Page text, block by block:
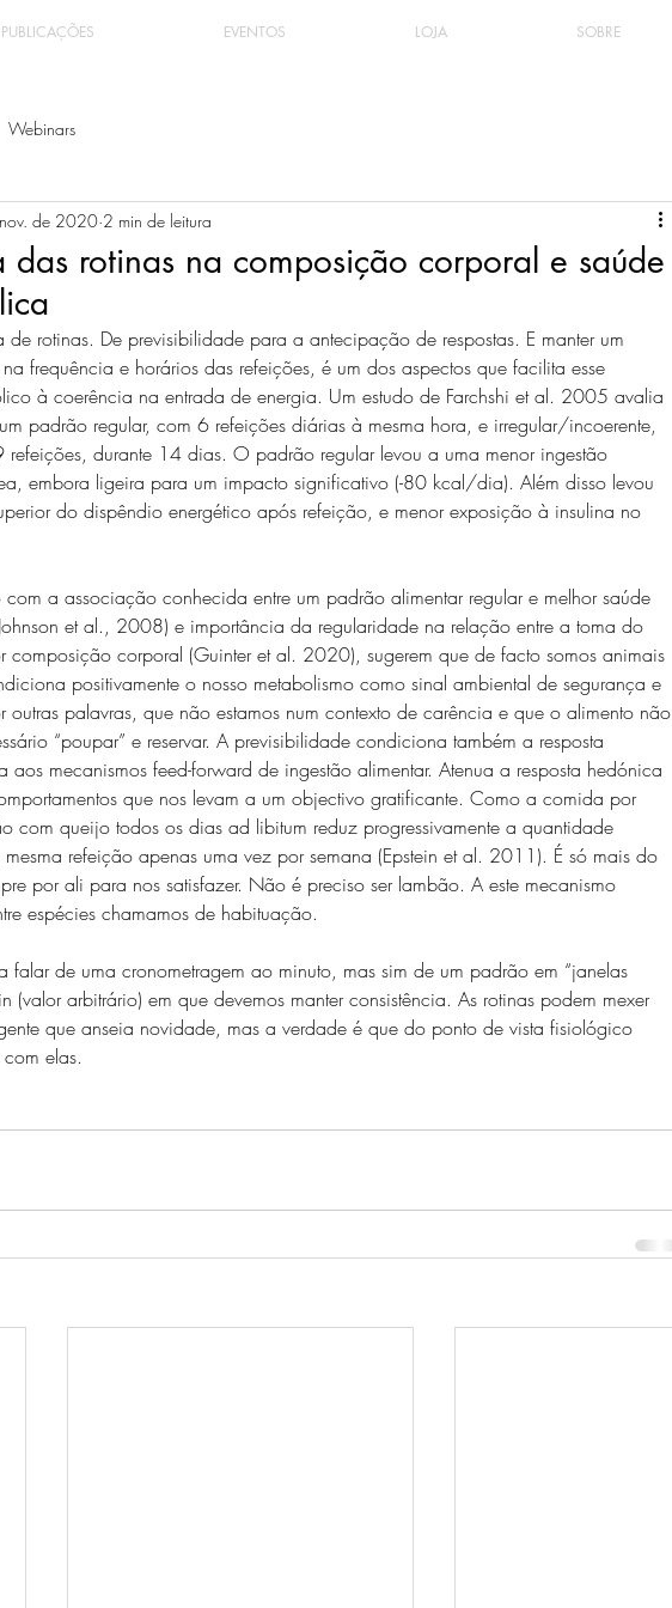
PUBLICAÇÕES EVENTOS LOJA SOBRE
Webinars
rotinas na composição corporal e saúde
de 2020 2 min de leitura
rotinas. De previsibilidade para a antecipação de respostas. E manter um
frequência e horários das refeições, é um dos aspectos que facilita esse
à coerência na entrada de energia. Um estudo de Farchshi et al. 2005 avalia
padrão regular, com 6 refeições diárias à mesma hora, e irregular/incoerente,
durante 14 dias. O padrão regular levou a uma menor ingestão
embora ligeira para um impacto significativo (-80 kcal/dia). Além disso levou
do dispêndio energético após refeição, e menor exposição à insulina no
com a associação conhecida entre um padrão alimentar regular e melhor saúde
et al., 2008) e importância da regularidade na relação entre a toma do
composição corporal (Guinter et al. 2020), sugerem que de facto somos animais
positivamente o nosso metabolismo como sinal ambiental de segurança e
outras palavras, que não estamos num contexto de carência e que o alimento não
“poupar” e reservar. A previsibilidade condiciona também a resposta
mecanismos feed-forward de ingestão alimentar. Atenua a resposta hedónica
que nos levam a um objectivo gratificante. Como a comida por
com queijo todos os dias ad libitum reduz progressivamente a quantidade
refeição apenas uma vez por semana (Epstein et al. 2011). É só mais do
por ali para nos satisfazer. Não é preciso ser lambão. A este mecanismo
espécies chamamos de habituação.
falar de uma cronometragem ao minuto, mas sim de um padrão em “janelas
(valor arbitrário) em que devemos manter consistência. As rotinas podem mexer
que anseia novidade, mas a verdade é que do ponto de vista fisiológico
elas.